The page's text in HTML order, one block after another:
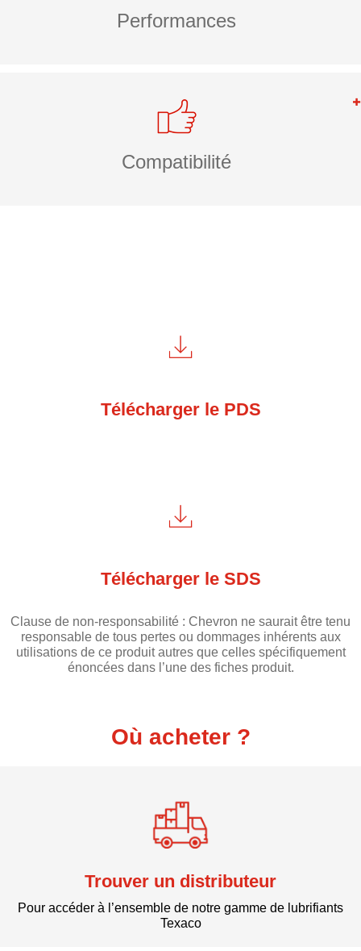
Performances
Compatibilité
Télécharger le PDS
Télécharger le SDS
Clause de non-responsabilité : Chevron ne saurait être tenu
responsable de tous pertes ou dommages inhérents aux
utilisations de ce produit autres que celles spécifiquement
énoncées dans l’une des fiches produit.
Où acheter ?
Trouver un distributeur
Pour accéder à l’ensemble de notre gamme de lubrifiants
Texaco